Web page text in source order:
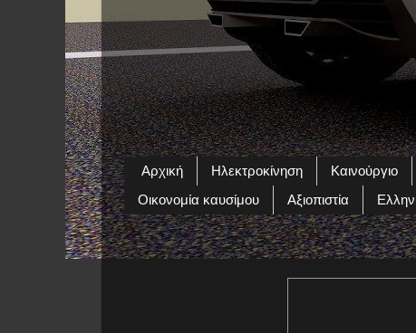
Αρχική Ηλεκτροκίνηση Καινούργιο
Οικονομία καυσίμου
Αξιοπιστία